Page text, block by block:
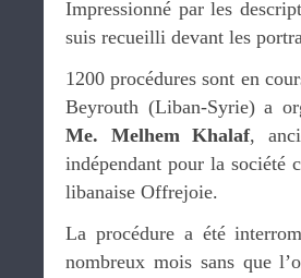
Impressionné par les
suis recueilli devant les
1200 procédures sont en
Beyrouth (Liban-Syrie) a
Me. Melhem Khalaf,
indépendant pour la société
libanaise Offrejoie.
La procédure a été
nombreux mois sans que